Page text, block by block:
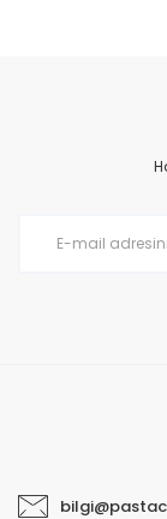
Ürün resmi
Ürün